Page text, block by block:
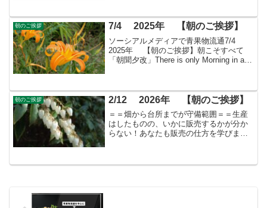
朝のご挨拶 7/4 2025年 【朝のご挨拶】
ソーシアルメディアで青果物流通7/4
2025年 【朝のご挨拶】朝こそすべて
「朝聞夕改」There is only Morning in all
朝のご挨拶 2/12 2026年 【朝のご挨拶】
＝＝畑から台所までが守備範囲＝＝生産
はしたものの、いかに販売するかが分か
らない！あなたも販売の仕方を学びませ